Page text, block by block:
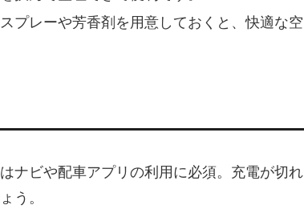
プレーや芳香剤を用意しておくと、快適な空
ナビや配車アプリの利用に必須。充電が切れ
う。